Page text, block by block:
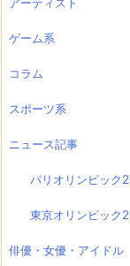
ゲーム系
コラム
スポーツ系
ニュース記事
パリオリンピック
東京オリンピック
俳優・女優・アイドル